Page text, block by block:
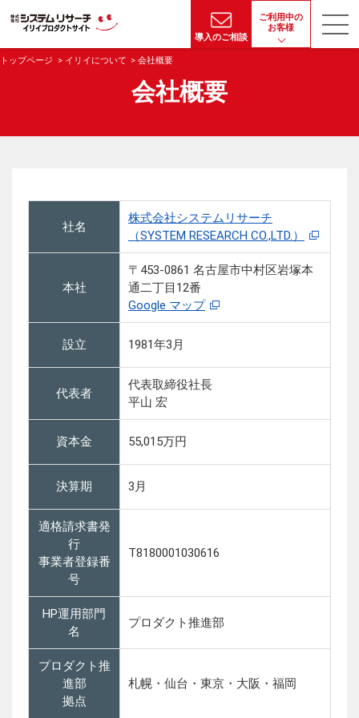
導入のご相談
ご利用中の
お客様
トップページ イリイについて 会社概要
会社概要
社名
株式会社システムリサーチ
（SYSTEM RESEARCH CO.,LTD.）
本社
〒453-0861 名古屋市中村区岩塚本
通二丁目12番
Google マップ
設立 1981年3月
代表者
代表取締役社長
平山 宏
資本金 55,015万円
決算期 3月
適格請求書発
行
事業者登録番
号
T8180001030616
HP運用部門
名
プロダクト推進部
プロダクト推
進部
拠点
札幌・仙台・東京・大阪・福岡